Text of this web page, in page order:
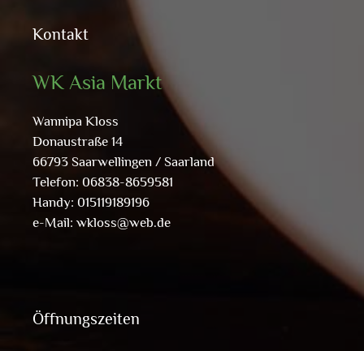
Kontakt
WK Asia Markt
Wannipa Kloss
Donaustraße 14
66793 Saarwellingen / Saarland
Telefon: 06838-8659581
Handy: 015119189196
e-Mail: wkloss@web.de
Öffnungszeiten